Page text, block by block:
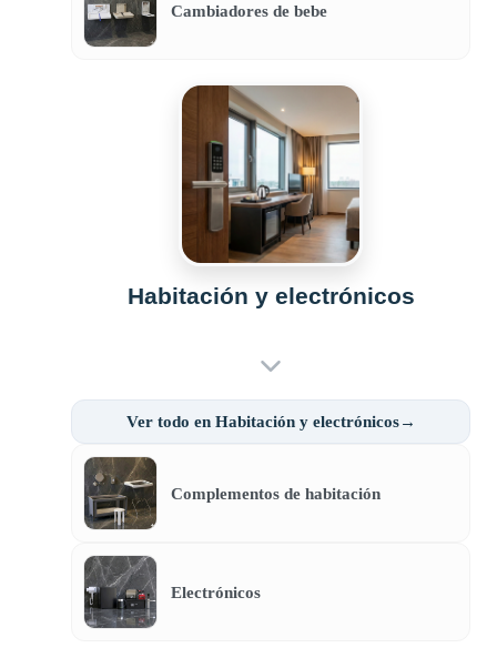
Cambiadores de bebe
Habitación y electrónicos
Ver todo en Habitación y electrónicos→
Complementos de habitación
Electrónicos